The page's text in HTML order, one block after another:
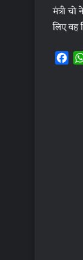
मंत्री
लिए वह
F